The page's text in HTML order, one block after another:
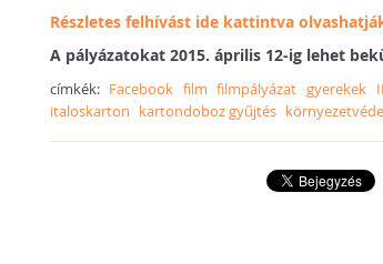
Részletes felhívást ide kattintva
A pályázatokat 2015. április 12-ig lehet
címkék: Facebook film filmpályázat gyerekek
italoskarton kartondoboz gyűjtés